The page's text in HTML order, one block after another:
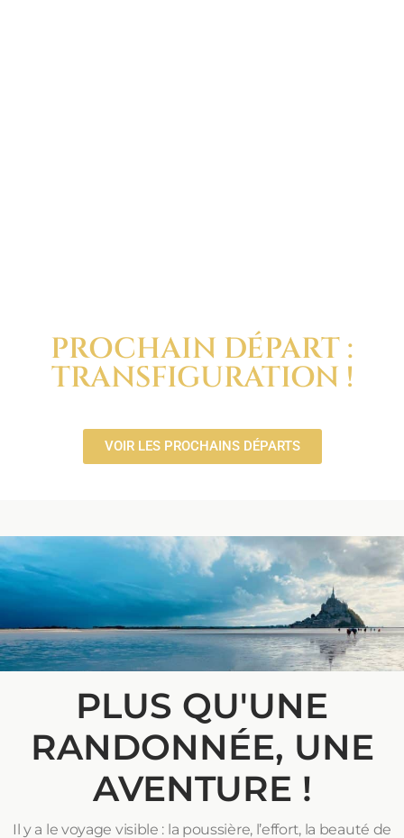
PROCHAIN DÉPART :
TRANSFIGURATION !
VOIR LES PROCHAINS DÉPARTS
PLUS QU'UNE
RANDONNÉE, UNE
AVENTURE !
Il y a le voyage visible : la poussière, l’effort, la beauté de